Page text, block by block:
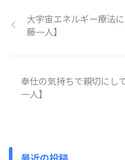
大宇宙エネルギー療法
藤一人】
奉仕の気持ちで親切にし
一人】